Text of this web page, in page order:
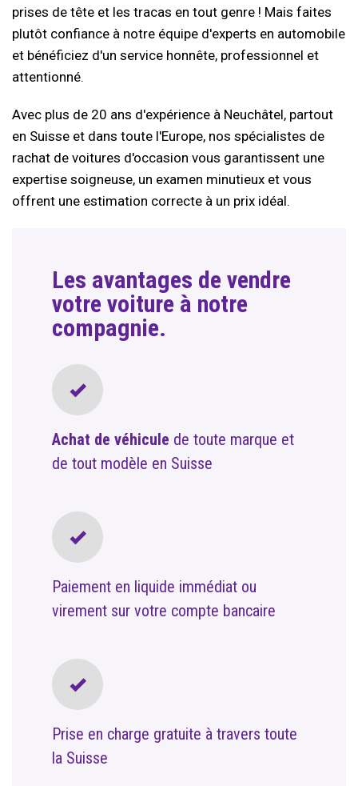
prises de tête et les tracas en tout genre ! Mais faites
plutôt confiance à notre équipe d'experts en automobile
et bénéficiez d'un service honnête, professionnel et
attentionné.
Avec plus de 20 ans d'expérience à Neuchâtel, partout
en Suisse et dans toute l'Europe, nos spécialistes de
rachat de voitures d'occasion vous garantissent une
expertise soigneuse, un examen minutieux et vous
offrent une estimation correcte à un prix idéal.
Les avantages de vendre
votre voiture à notre
compagnie.
Achat de véhicule de toute marque et
de tout modèle en Suisse
Paiement en liquide immédiat ou
virement sur votre compte bancaire
Prise en charge gratuite à travers toute
la Suisse